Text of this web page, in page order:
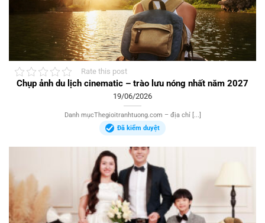
Rate this post
Chụp ảnh du lịch cinematic – trào lưu nóng nhất năm 2027
19/06/2026
Danh mụcThegioitranhtuong.com – địa chỉ [...]
Đã kiểm duyệt